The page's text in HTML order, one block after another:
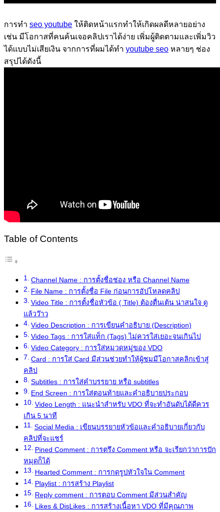
การทำ seo youtube ให้ติดหน้าแรกทำให้เกิดผลดีหลายอย่าง
เช่น มีโอกาสที่คนค้นเจอคลิปเราได้ง่าย เพิ่มผู้ติดตามและเพิ่มวิว
ได้แบบไม่เสียเงิน จากการที่ผมได้ทำ youtube seo หลายๆ ช่อง
สรุปได้ดังนี้
Table of Contents
Channel Name : การตั้งชื่อช่อง หรือ Channel Name
File Name : การตั้งชื่อ File ก่อนการอัปโหลดคลิป
Video Title : การตั้งชื่อหัวข้อ ( Title) ต้องตื่นเต้น น่าสนใจ ดู
แล้วว๊าว
Video Description : การเขียนคำอธิบาย (Description)
Video Tags : การใส่แท็ก (Tags) ไม่ควรใส่เยอะจนเกินไป
Video Category : การใส่หมวดหมู่ของ VDO
Card : การใส่ Card มีส่วนช่วยทำให้ผู้ชมมีโอกาสคลิกเข้าสู่
คลิป
Subtitles : การใส่คำบรรยาย หรือ subtitles
End Screen : การใส่ตอนท้ายและคำอธิบายประกอบ
Video Length : แนะนำสำหรับ VDO ที่จะทำอันดับได้ดีควร
เกิน 5 นาที
Social Media : เขียนบรรยายหัวข้อและคำอธิบายเกี่ยวกับ
คลิปที่จะแชร์
Pined Comment : การตรึง Comment หรือ จะเรียกว่าการปัก
หมุดก็ได้
Hearted Comment : การกดรูปหัวใจใน Comment
Playlist : การสร้าง Playlist
Reply comment : การตอบ Comment มีส่วนสำคัญ
Likes & DisLikes : การสร้างเนื้อหา VDO ที่มีคุณภาพ